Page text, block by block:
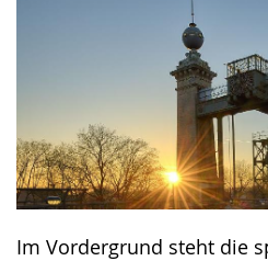
Im Vordergrund steht die